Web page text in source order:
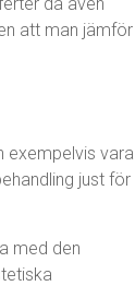
att man jämför
exempelvis vara
just för
med den